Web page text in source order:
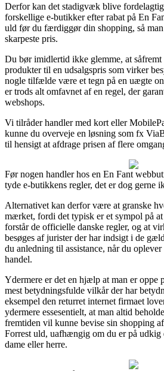
Derfor kan det stadigvæk blive
forskellige e-butikker efter rabat på En
uld før du færdiggør din shopping, så
skarpeste pris.
Du bør imidlertid ikke glemme, at
produkter til en udsalgspris som virker
nogle tilfælde være et tegn på en uægte
er trods alt omfavnet af en regel, der
webshops.
Vi tilråder handler med kort eller
kunne du overveje en løsning som fx
til hensigt at afdrage prisen af flere
Før nogen handler hos en En Fant
tyde e-butikkens regler, det er dog gerne
Alternativet kan derfor være at granske
mærket, fordi det typisk er et sympol på
forstår de officielle danske regler, og at
besøges af jurister der har indsigt i de
du anledning til assistance, når du
handel.
Ydermere er det en hjælp at man er oppe
mest betydningsfulde vilkår der har
eksempel den returret internet firmaet
ydermere essesentielt, at man altid
fremtiden vil kunne bevise sin shopping
Forrest uld, uafhængig om du er på udkig
dame eller herre.